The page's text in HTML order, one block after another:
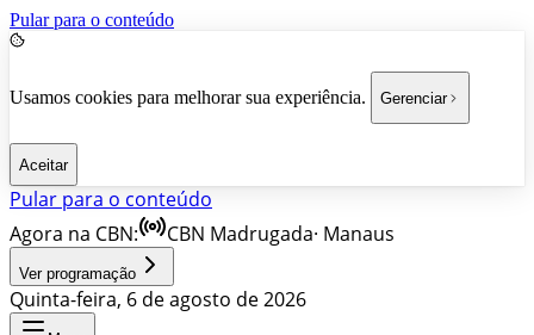
Pular para o conteúdo
Usamos cookies para melhorar sua experiência. Gerenciar
Aceitar
Pular para o conteúdo
Agora na CBN:
CBN Madrugada· Manaus
Ver programação
Quinta-feira, 6 de agosto de 2026